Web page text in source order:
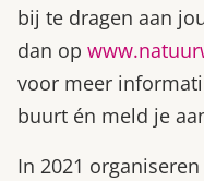
bij te dragen aan
dan op
voor meer
buurt én meld je
In 2021